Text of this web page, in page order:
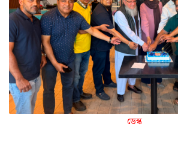
ডেস্ক